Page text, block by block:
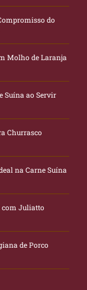
do
Molho de Laranja
Suína ao Servir
Churrasco
na Carne Suína
com Juliatto
de Porco